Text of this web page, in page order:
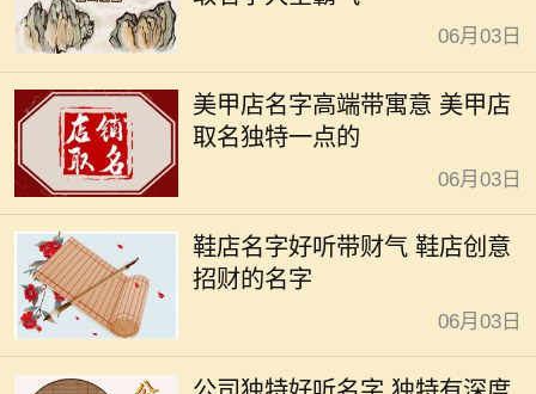
06月03日
美甲店名字高端带寓意 美甲店
取名独特一点的
06月03日
鞋店名字好听带财气 鞋店创意
招财的名字
06月03日